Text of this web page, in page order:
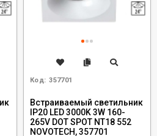
Код: 357701
Встраиваемый светильник
IP20 LED 3000K 3W 160-
265V DOT SPOT NT18 552
NOVOTECH, 357701